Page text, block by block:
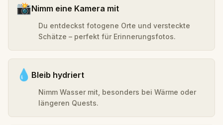
📸Nimm eine Kamera mit
Du entdeckst fotogene Orte und versteckte
Schätze – perfekt für Erinnerungsfotos.
💧 Bleib hydriert
Nimm Wasser mit, besonders bei Wärme oder
längeren Quests.